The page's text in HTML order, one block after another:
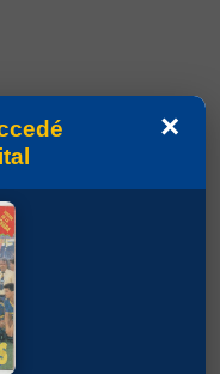
Sasía
×